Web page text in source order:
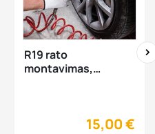
visibility  
R19 rato
montavimas,
15,00 €